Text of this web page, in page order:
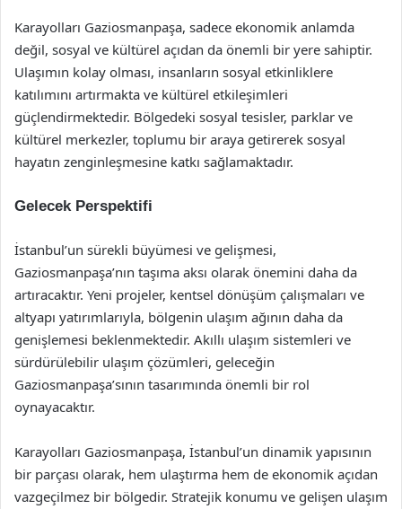
Karayolları Gaziosmanpaşa, sadece ekonomik anlamda
değil, sosyal ve kültürel açıdan da önemli bir yere sahiptir.
Ulaşımın kolay olması, insanların sosyal etkinliklere
katılımını artırmakta ve kültürel etkileşimleri
güçlendirmektedir. Bölgedeki sosyal tesisler, parklar ve
kültürel merkezler, toplumu bir araya getirerek sosyal
hayatın zenginleşmesine katkı sağlamaktadır.
Gelecek Perspektifi
İstanbul’un sürekli büyümesi ve gelişmesi,
Gaziosmanpaşa’nın taşıma aksı olarak önemini daha da
artıracaktır. Yeni projeler, kentsel dönüşüm çalışmaları ve
altyapı yatırımlarıyla, bölgenin ulaşım ağının daha da
genişlemesi beklenmektedir. Akıllı ulaşım sistemleri ve
sürdürülebilir ulaşım çözümleri, geleceğin
Gaziosmanpaşa’sının tasarımında önemli bir rol
oynayacaktır.
Karayolları Gaziosmanpaşa, İstanbul’un dinamik yapısının
bir parçası olarak, hem ulaştırma hem de ekonomik açıdan
vazgeçilmez bir bölgedir. Stratejik konumu ve gelişen ulaşım